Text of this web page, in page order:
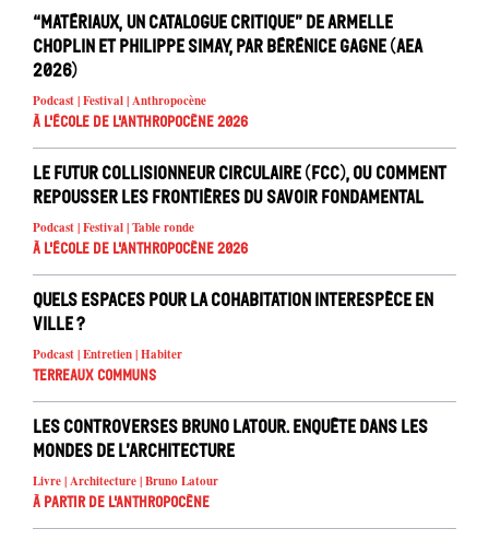
“Matériaux, un catalogue critique” de Armelle
Choplin et Philippe Simay, par Bérénice Gagne (AEA
2026)
Podcast | Festival | Anthropocène
À l'école de l'Anthropocène 2026
Le Futur Collisionneur Circulaire (FCC), ou comment
repousser les frontières du savoir fondamental
Podcast | Festival | Table ronde
À l'école de l'Anthropocène 2026
Quels espaces pour la cohabitation interespèce en
ville ?
Podcast | Entretien | Habiter
Terreaux Communs
Les controverses Bruno Latour. Enquête dans les
mondes de l’architecture
Livre | Architecture | Bruno Latour
À partir de l'anthropocène